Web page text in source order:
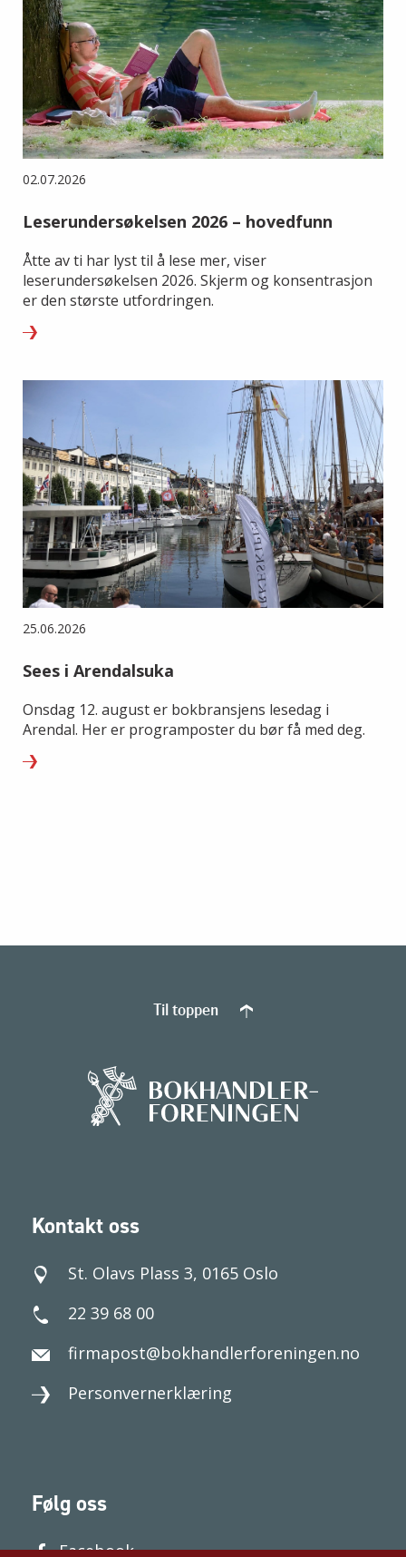
02.07.2026
Leserundersøkelsen 2026 – hovedfunn
Åtte av ti har lyst til å lese mer, viser
leserundersøkelsen 2026. Skjerm og konsentrasjon
er den største utfordringen.
25.06.2026
Sees i Arendalsuka
Onsdag 12. august er bokbransjens lesedag i
Arendal. Her er programposter du bør få med deg.
Kontakt oss
St. Olavs Plass 3, 0165 Oslo
22 39 68 00
firmapost@bokhandlerforeningen.no
Personvernerklæring
Følg oss
Facebook
Til toppen